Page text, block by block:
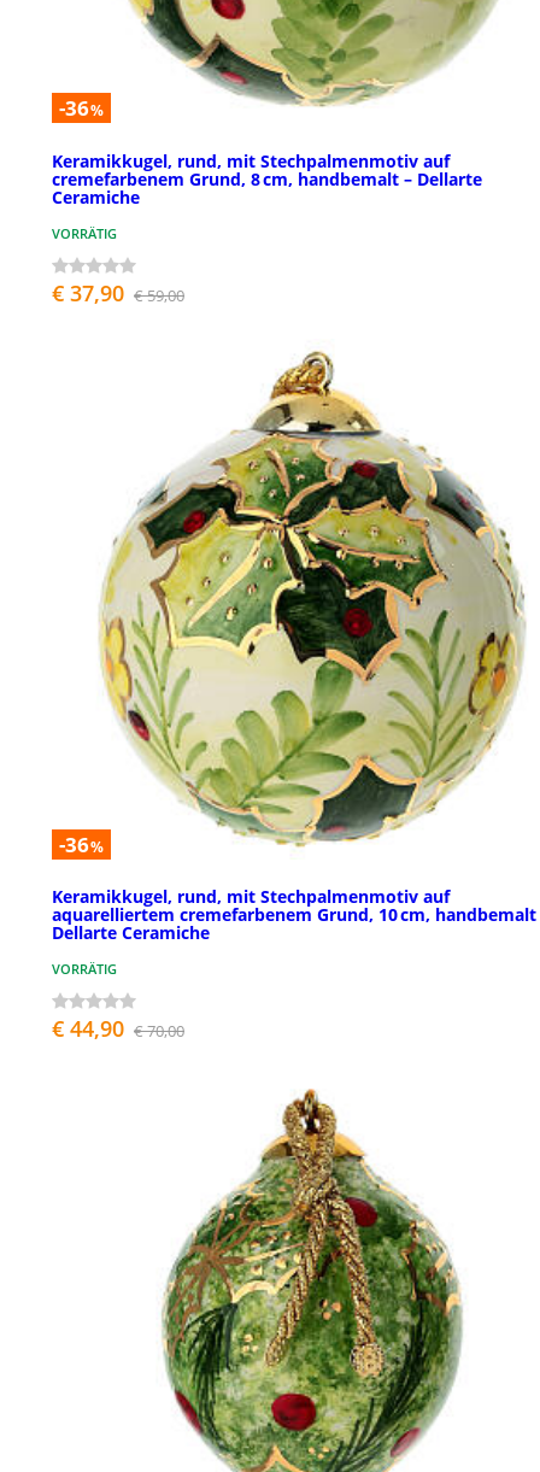
-36%
Keramikkugel, rund, mit Stechpalmenmotiv auf
cremefarbenem Grund, 8 cm, handbemalt – Dellarte
Ceramiche
VORRÄTIG
€ 37,90 € 59,00
-36%
Keramikkugel, rund, mit Stechpalmenmotiv auf
aquarelliertem cremefarbenem Grund, 10 cm, handbemalt
Dellarte Ceramiche
VORRÄTIG
€ 44,90 € 70,00